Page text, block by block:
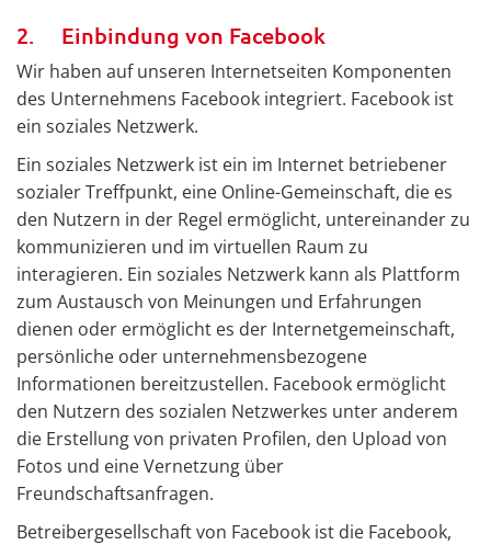
2. Einbindung von Facebook
Wir haben auf unseren Internetseiten Komponenten
des Unternehmens Facebook integriert. Facebook ist
ein soziales Netzwerk.
Ein soziales Netzwerk ist ein im Internet betriebener
sozialer Treffpunkt, eine Online-Gemeinschaft, die es
den Nutzern in der Regel ermöglicht, untereinander zu
kommunizieren und im virtuellen Raum zu
interagieren. Ein soziales Netzwerk kann als Plattform
zum Austausch von Meinungen und Erfahrungen
dienen oder ermöglicht es der Internetgemeinschaft,
persönliche oder unternehmensbezogene
Informationen bereitzustellen. Facebook ermöglicht
den Nutzern des sozialen Netzwerkes unter anderem
die Erstellung von privaten Profilen, den Upload von
Fotos und eine Vernetzung über
Freundschaftsanfragen.
Betreibergesellschaft von Facebook ist die Facebook,